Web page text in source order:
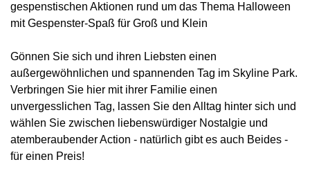
gespenstischen Aktionen rund um das Thema Halloween
mit Gespenster-Spaß für Groß und Klein
Gönnen Sie sich und ihren Liebsten einen
außergewöhnlichen und spannenden Tag im Skyline Park.
Verbringen Sie hier mit ihrer Familie einen
unvergesslichen Tag, lassen Sie den Alltag hinter sich und
wählen Sie zwischen liebenswürdiger Nostalgie und
atemberaubender Action - natürlich gibt es auch Beides -
für einen Preis!